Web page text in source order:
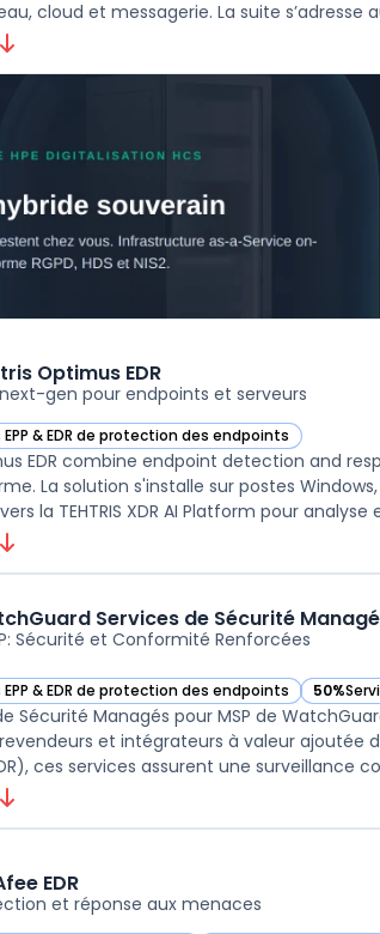
cloud et messagerie. La suite s’adresse
Optimus EDR
next-gen pour endpoints et serveurs
& EDR de protection des endpoints
EDR dans cette catégorie
EDR combine endpoint detection and
La solution s'installe sur postes
la TEHTRIS XDR AI Platform pour
Services de Sécurité
Sécurité et Conformité Renforcées
& EDR de protection des endpoints
Services de Sécurité Managés pour MSP
50%
— voir
Sécurité Managés pour MSP de
et intégrateurs à valeur ajoutée
EDR
et réponse aux menaces